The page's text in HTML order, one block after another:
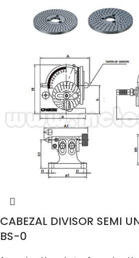
CABEZAL DIVISOR SEMI
BS-0